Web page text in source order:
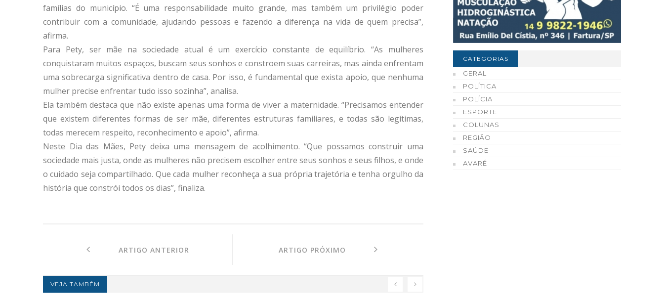
famílias do município. “É uma responsabilidade muito grande, mas também um privilégio poder
contribuir com a comunidade, ajudando pessoas e fazendo a diferença na vida de quem precisa”,
afirma.
Para Pety, ser mãe na sociedade atual é um exercício constante de equilíbrio. “As mulheres
conquistaram muitos espaços, buscam seus sonhos e constroem suas carreiras, mas ainda enfrentam
uma sobrecarga significativa dentro de casa. Por isso, é fundamental que exista apoio, que nenhuma
mulher precise enfrentar tudo isso sozinha”, analisa.
Ela também destaca que não existe apenas uma forma de viver a maternidade. “Precisamos entender
que existem diferentes formas de ser mãe, diferentes estruturas familiares, e todas são legítimas,
todas merecem respeito, reconhecimento e apoio”, afirma.
Neste Dia das Mães, Pety deixa uma mensagem de acolhimento. “Que possamos construir uma
sociedade mais justa, onde as mulheres não precisem escolher entre seus sonhos e seus filhos, e onde
o cuidado seja compartilhado. Que cada mulher reconheça a sua própria trajetória e tenha orgulho da
história que constrói todos os dias”, finaliza.
ARTIGO ANTERIOR ARTIGO PRÓXIMO
VEJA TAMBÉM
CATEGORIAS
GERAL
POLÍTICA
POLÍCIA
ESPORTE
COLUNAS
REGIÃO
SAÚDE
AVARÉ